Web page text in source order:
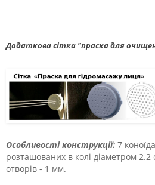
Додаткова сітка "праска для
Особливості конструкції: 7
розташованих в колі діаметром 2.2
отворів - 1 мм.